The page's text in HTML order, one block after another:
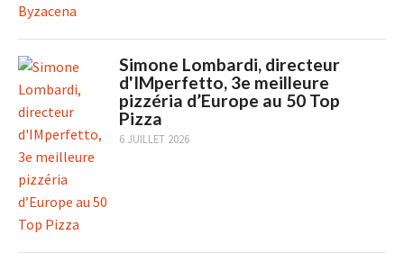
Simone Lombardi, directeur
d'IMperfetto, 3e meilleure
pizzéria d’Europe au 50 Top
Pizza
6 JUILLET 2026